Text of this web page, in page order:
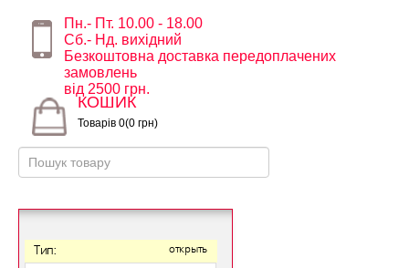
Пн.- Пт. 10.00 - 18.00
Сб.- Нд. вихідний
Безкоштовна доставка передоплачених
замовлень
від 2500 грн.
КОШИК
Товарів 0(0 грн)
Тип: открыть